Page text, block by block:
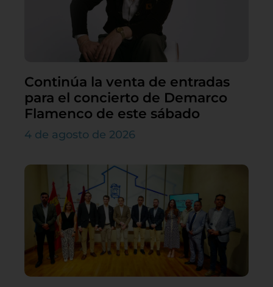
Continúa la venta de entradas
para el concierto de Demarco
Flamenco de este sábado
4 de agosto de 2026